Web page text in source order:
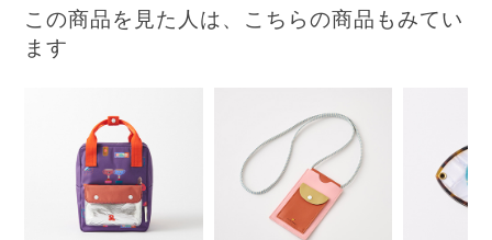
この商品を見た人は、こちらの商品もみてい
ます